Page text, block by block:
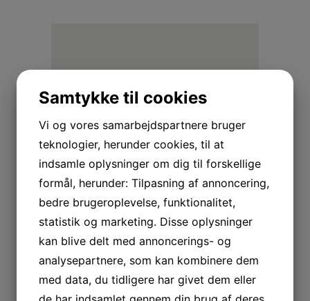
The greatest thing you’ll ever
learn, is just to love and be
loved in return.
Samtykke til cookies
Vi og vores samarbejdspartnere bruger
teknologier, herunder cookies, til at
indsamle oplysninger om dig til forskellige
formål, herunder: Tilpasning af annoncering,
bedre brugeroplevelse, funktionalitet,
statistik og marketing. Disse oplysninger
kan blive delt med annoncerings- og
analysepartnere, som kan kombinere dem
med data, du tidligere har givet dem eller